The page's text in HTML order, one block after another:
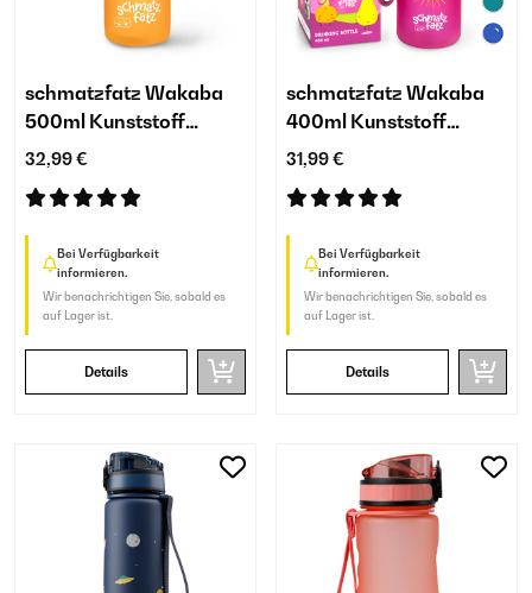
schmatzfatz Wakaba
500ml Kunststoff
Trinkflasche Kinder
32,99 €
Bei Verfügbarkeit
informieren.
Wir benachrichtigen Sie, sobald es
auf Lager ist.
Details
schmatzfatz Wakaba
400ml Kunststoff
Trinkflasche Kinder Lila
31,99 €
Bei Verfügbarkeit
informieren.
Wir benachrichtigen Sie, sobald es
auf Lager ist.
Details